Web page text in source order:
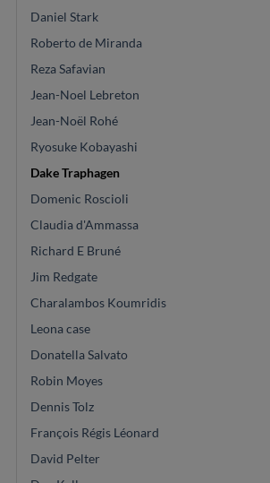
Daniel Stark
Roberto de Miranda
Reza Safavian
Jean-Noel Lebreton
Jean-Noël Rohé
Ryosuke Kobayashi
Dake Traphagen
Domenic Roscioli
Claudia d'Ammassa
Richard E Bruné
Jim Redgate
Charalambos Koumridis
Leona case
Donatella Salvato
Robin Moyes
Dennis Tolz
François Régis Léonard
David Pelter